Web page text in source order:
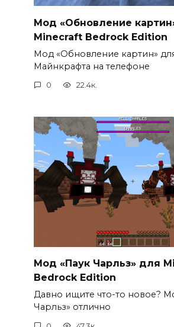
Мод «Обновление
Minecraft Bedrock Edition
Мод «Обновление картин»
Майнкрафта на телефоне
0 22.4к.
Мод «Паук Чарльз» для
Bedrock Edition
Давно ищите что-то новое?
Чарльз» отлично